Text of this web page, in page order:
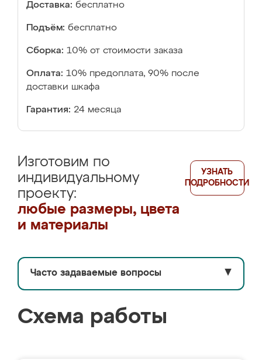
Доставка: бесплатно
Подъём: бесплатно
Сборка: 10% от стоимости заказа
Оплата: 10% предоплата, 90% после
доставки шкафа
Гарантия: 24 месяца
Изготовим по
индивидуальному
проекту:
любые размеры, цвета
и материалы
УЗНАТЬ
ПОДРОБНОСТИ
Часто задаваемые вопросы ▼
Схема работы